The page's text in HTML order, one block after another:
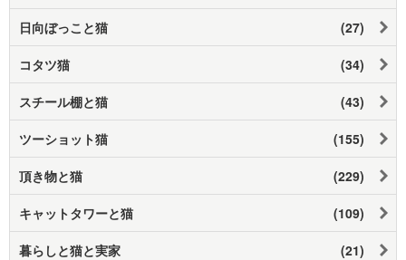
日向ぼっこと猫 (27)
コタツ猫 (34)
スチール棚と猫 (43)
ツーショット猫 (155)
頂き物と猫 (229)
キャットタワーと猫 (109)
暮らしと猫と実家 (21)